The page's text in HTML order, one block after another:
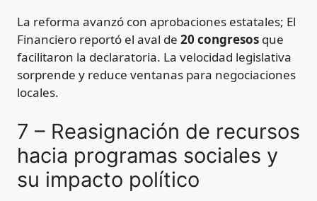
La reforma avanzó con aprobaciones estatales; El
Financiero reportó el aval de 20 congresos que
facilitaron la declaratoria. La velocidad legislativa
sorprende y reduce ventanas para negociaciones
locales.
7 – Reasignación de recursos
hacia programas sociales y
su impacto político